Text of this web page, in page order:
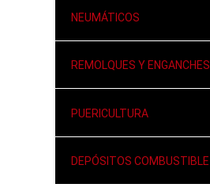
NEUMÁTICOS
REMOLQUES Y ENGANCHES
PUERICULTURA
DEPÓSITOS COMBUSTIBLE